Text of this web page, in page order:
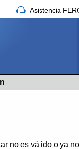
Asistencia
no es válido o ya